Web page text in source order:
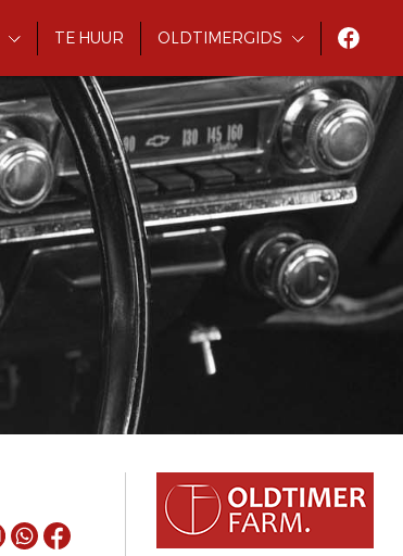
TE HUUR OLDTIMERGIDS